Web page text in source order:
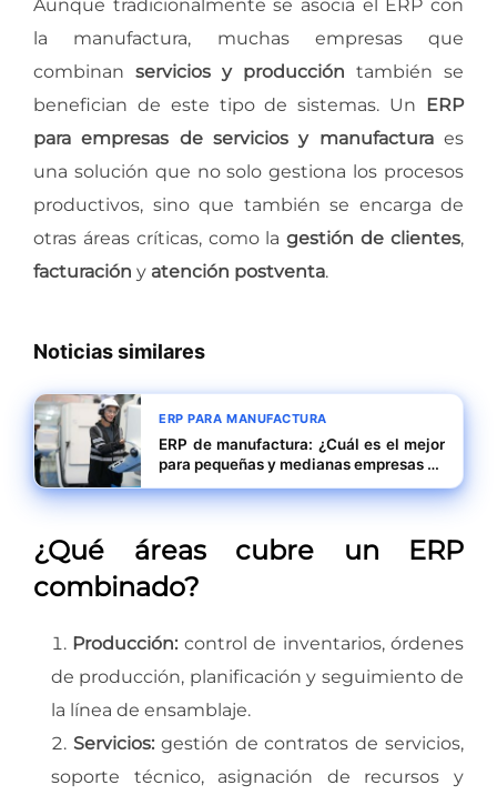
Aunque tradicionalmente se asocia el ERP con
la manufactura, muchas empresas que
combinan servicios y producción también se
benefician de este tipo de sistemas. Un
ERP
para empresas de servicios y manufacturaes
una solución que no solo gestiona los procesos
productivos, sino que también se encarga de
otras áreas críticas, como lagestión de clientes,
facturación y atención postventa.
Noticias similares
ERP PARA MANUFACTURA
ERP de manufactura: ¿Cuál es el mejor
para pequeñas y medianas empresas en
Mixco (Guatemala)?
¿Qué áreas cubre un ERP
combinado?
Producción: control de inventarios, órdenes
de producción, planificación y seguimiento de
la línea de ensamblaje.
Servicios:gestión de contratos de servicios,
soporte técnico, asignación de recursos y